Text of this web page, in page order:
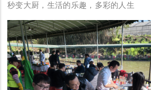
秒变大厨，生活的乐趣，多彩的人生